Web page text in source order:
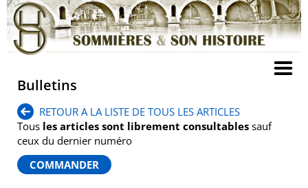
Bulletins
RETOUR A LA LISTE DE TOUS LES ARTICLES
Tous les articles sont librement consultables sauf
ceux du dernier numéro